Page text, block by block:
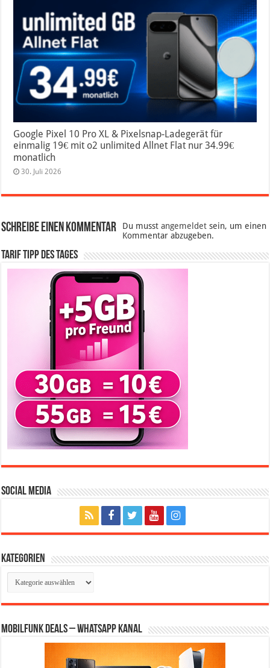
Google Pixel 10 Pro XL & Pixelsnap-Ladegerät für
einmalig 19€ mit o2 unlimited Allnet Flat nur 34.99€
monatlich
30. Juli 2026
Schreibe einen Kommentar Du musstangemeldet sein, um einen
Kommentar abzugeben.
Tarif Tipp des Tages
Social Media
Kategorien
Kategorien
Mobilfunk Deals – WhatsApp Kanal